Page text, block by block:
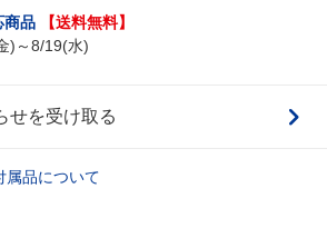
商品
【送料無料】
)～8/19(水)
せを受け取る
属品について